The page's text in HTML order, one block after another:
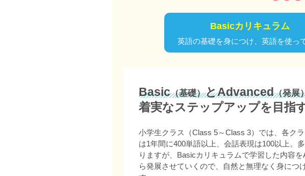
Basicカリキュラム
英語の基礎を身につけ、英語を使っ
Basic（基礎）とAdvanced（発展
着実なステップアップを目指
小学生クラス（Class 5～Class 3）では、各ク
は1年間に400単語以上、会話表現は100以上。
りますが、Basicカリキュラムで学習した内容
ら発展させていくので、自然と無理なく身につ